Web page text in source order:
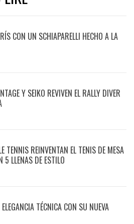
CON UN SCHIAPARELLI HECHO A LA
Y SEIKO REVIVEN EL RALLY DIVER
TENNIS REINVENTAN EL TENIS DE MESA
5 LLENAS DE ESTILO
TÉCNICA CON SU NUEVA